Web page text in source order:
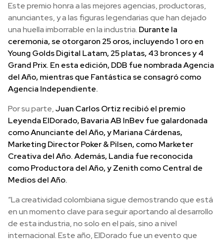
Este premio honra a las mejores agencias, productoras,
anunciantes, y a las figuras legendarias que han dejado
una huella imborrable en la industria. Durante la
ceremonia, se otorgaron 25 oros, incluyendo 1 oro en
Young Golds Digital Latam, 25 platas, 43 bronces y 4
Grand Prix. En esta edición, DDB fue nombrada Agencia
del Año, mientras que Fantástica se consagró como
Agencia Independiente.
Por su parte,Juan Carlos Ortiz recibió el premio
Leyenda ElDorado, Bavaria AB InBev fue galardonada
como Anunciante del Año, y Mariana Cárdenas,
Marketing Director Poker & Pilsen, como Marketer
Creativa del Año. Además, Landia fue reconocida
como Productora del Año, y Zenith como Central de
Medios del Año.
“La creatividad colombiana sigue demostrando que está
en un momento clave para seguir aportando al desarrollo
de esta industria, no solo en el país, sino a nivel
internacional. Este año, ElDorado fue un evento que